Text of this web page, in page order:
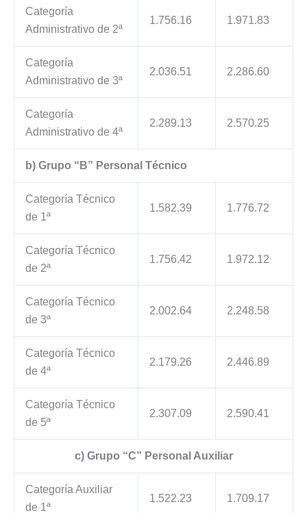
Categoría
Administrativo de 2ª
1.756.16 1.971.83
Categoría
Administrativo de 3ª
2.036.51 2.286.60
Categoría
Administrativo de 4ª
2.289.13 2.570.25
b) Grupo “B” Personal Técnico
Categoría Técnico
de 1ª
1.582.39 1.776.72
Categoría Técnico
de 2ª
1.756.42 1.972.12
Categoría Técnico
de 3ª
2.002.64 2.248.58
Categoría Técnico
de 4ª
2.179.26 2.446.89
Categoría Técnico
de 5ª
2.307.09 2.590.41
c) Grupo “C” Personal Auxiliar
Categoría Auxiliar
de 1ª
1.522.23 1.709.17